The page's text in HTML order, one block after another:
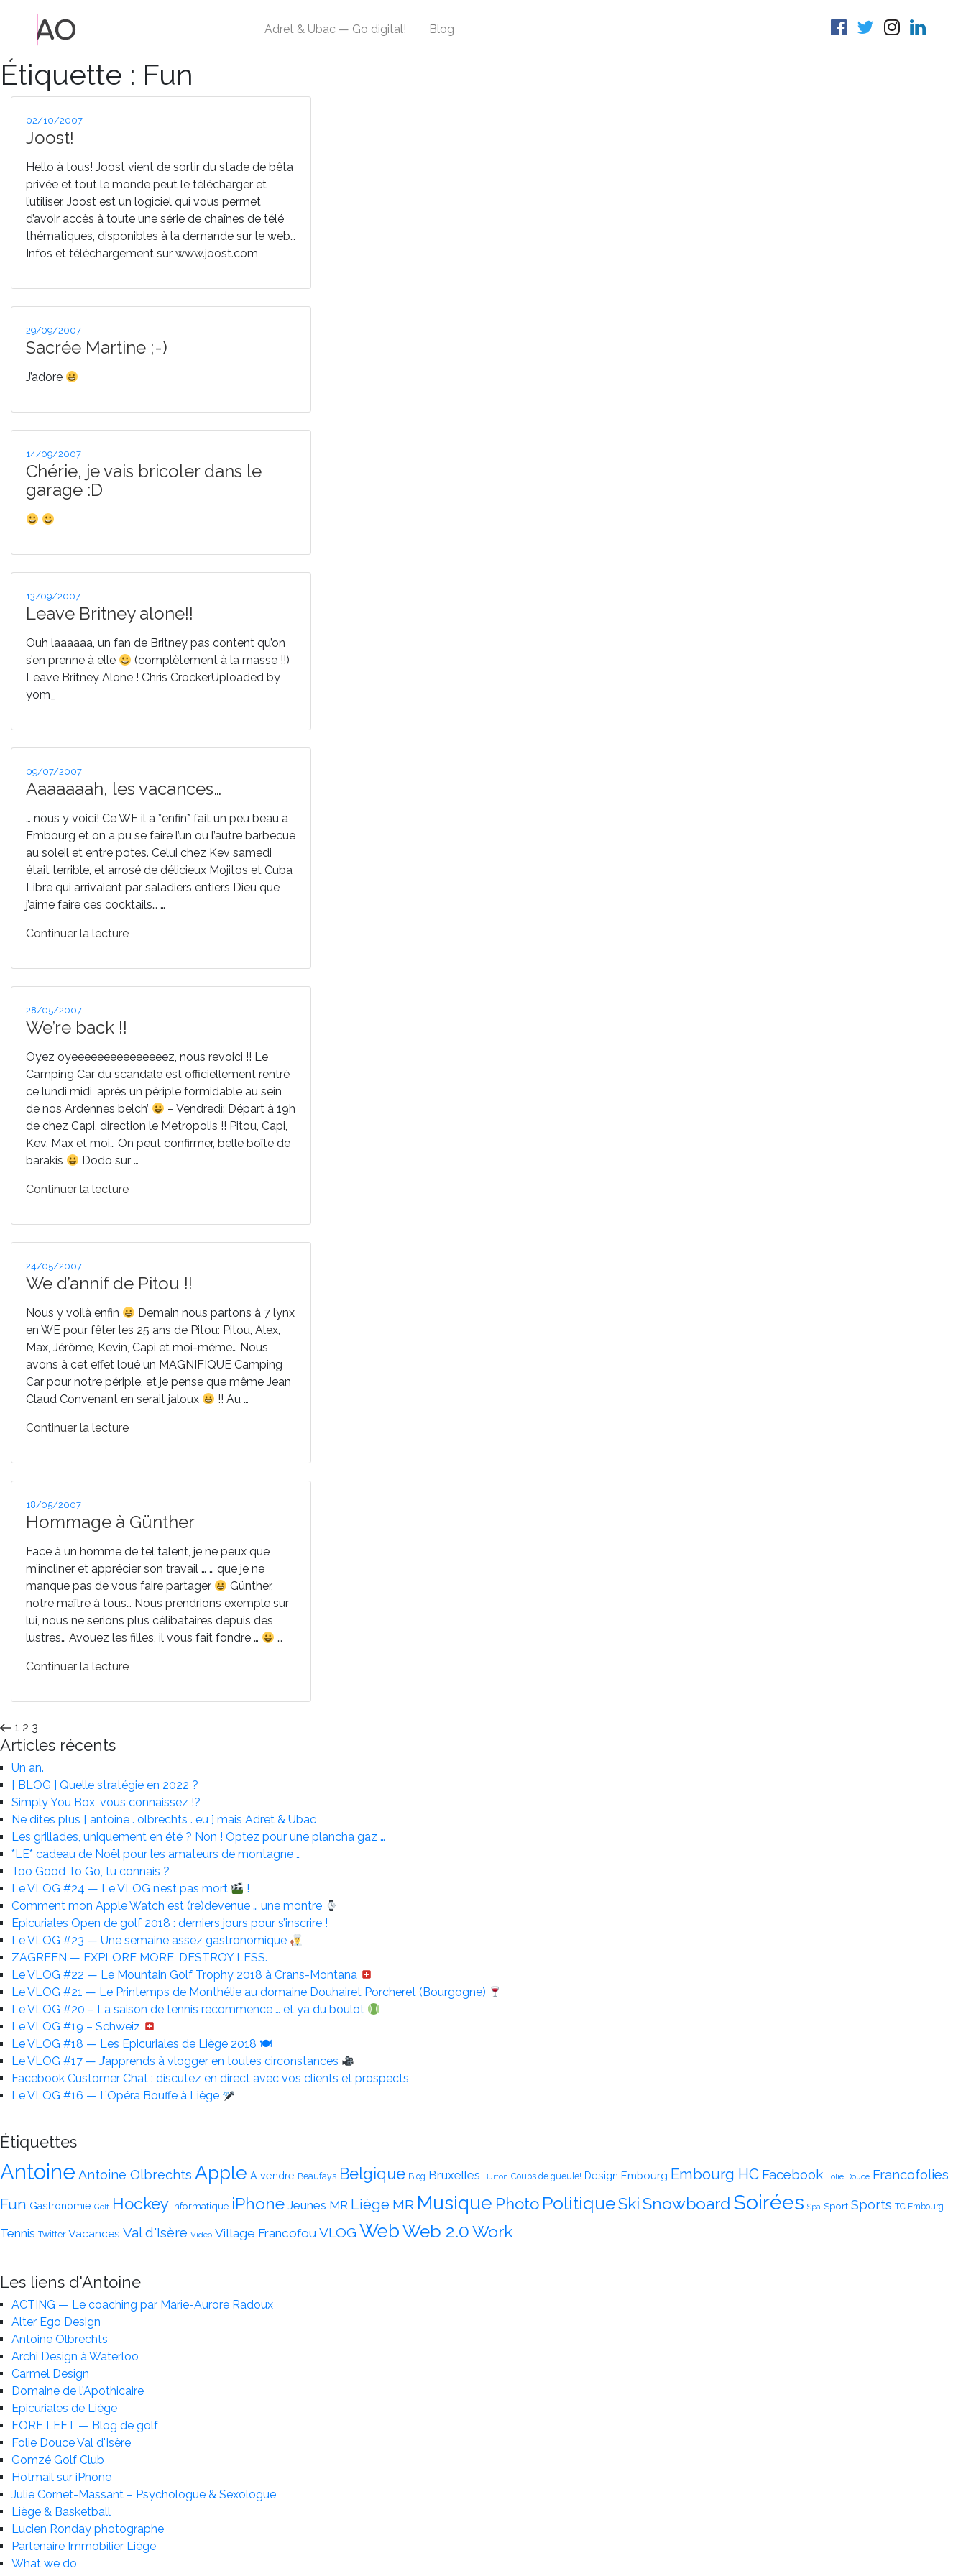
Adret & Ubac — Go digital! Blog
Étiquette : Fun
Publié
le
02/10/2007
Joost!
Hello à tous! Joost vient de sortir du stade de bêta
privée et tout le monde peut le télécharger et
l’utiliser. Joost est un logiciel qui vous permet
d’avoir accès à toute une série de chaînes de télé
thématiques, disponibles à la demande sur le web…
Infos et téléchargement sur www.joost.com
Publié
le
29/09/2007
Sacrée Martine ;-)
J’adore
Publié
le
14/09/2007
Chérie, je vais bricoler dans le
garage :D
Publié
le
13/09/2007
Leave Britney alone!!
Ouh laaaaaa, un fan de Britney pas content qu’on
s’en prenne à elle
(complètement à la masse !!)
Leave Britney Alone ! Chris CrockerUploaded by
yom_
Publié
le
09/07/2007
Aaaaaaah, les vacances…
… nous y voici! Ce WE il a *enfin* fait un peu beau à
Embourg et on a pu se faire l’un ou l’autre barbecue
au soleil et entre potes. Celui chez Kev samedi
était terrible, et arrosé de délicieux Mojitos et Cuba
Libre qui arrivaient par saladiers entiers Dieu que
j’aime faire ces cocktails… …
Continuer la lecturede
les
vacances… »
Publié
le
28/05/2007
We’re back !!
Oyez oyeeeeeeeeeeeeeeez, nous revoici !! Le
Camping Car du scandale est officiellement rentré
ce lundi midi, après un périple formidable au sein
de nos Ardennes belch’
– Vendredi: Départ à 19h
de chez Capi, direction le Metropolis !! Pitou, Capi,
Kev, Max et moi… On peut confirmer, belle boîte de
barakis
Dodo sur …
Continuer la lecturede
back
!! »
Publié
le
24/05/2007
We d’annif de Pitou !!
Nous y voilà enfin
Demain nous partons à 7 lynx
en WE pour fêter les 25 ans de Pitou: Pitou, Alex,
Max, Jérôme, Kevin, Capi et moi-même… Nous
avons à cet effet loué un MAGNIFIQUE Camping
Car pour notre périple, et je pense que même Jean
Claud Convenant en serait jaloux
!! Au …
Continuer la lecturede
d’annif
de
!! »
Publié
le
18/05/2007
Hommage à Günther
Face à un homme de tel talent, je ne peux que
m’incliner et apprécier son travail … … que je ne
manque pas de vous faire partager
Günther,
notre maître à tous… Nous prendrions exemple sur
lui, nous ne serions plus célibataires depuis des
lustres… Avouez les filles, il vous fait fondre …
…
Continuer la lecturede
à
Pagination
des
publications
Page
précédente
Page
1 Page
2 Page
3
Articles récents
Un an.
[ BLOG ] Quelle stratégie en 2022 ?
Simply You Box, vous connaissez !?
Ne dites plus [ antoine . olbrechts . eu ] mais Adret & Ubac
Les grillades, uniquement en été ? Non ! Optez pour une plancha gaz …
*LE* cadeau de Noël pour les amateurs de montagne …
Too Good To Go, tu connais ?
Le VLOG #24 — Le VLOG n’est pas mort
!
Comment mon Apple Watch est (re)devenue … une montre
Epicuriales Open de golf 2018 : derniers jours pour s’inscrire !
Le VLOG #23 — Une semaine assez gastronomique
ZAGREEN — EXPLORE MORE, DESTROY LESS.
Le VLOG #22 — Le Mountain Golf Trophy 2018 à Crans-Montana
Le VLOG #21 — Le Printemps de Monthélie au domaine Douhairet Porcheret (Bourgogne)
Le VLOG #20 – La saison de tennis recommence … et ya du boulot
Le VLOG #19 – Schweiz
Le VLOG #18 — Les Epicuriales de Liège 2018 🍽
Le VLOG #17 — J’apprends à vlogger en toutes circonstances
Facebook Customer Chat : discutez en direct avec vos clients et prospects
Le VLOG #16 — L’Opéra Bouffe à Liège
Étiquettes
Antoine Antoine Olbrechts Apple A vendre Beaufays Belgique Blog Bruxelles Burton Coups de gueule! Design Embourg Embourg HC Facebook Folie Douce Francofolies
Fun Gastronomie Golf Hockey Informatique iPhone Jeunes MR Liège MR Musique Photo PolitiqueSkiSnowboard Soirées Spa Sport Sports TC Embourg
Tennis Twitter Vacances Val d'Isère Vidéo Village Francofou VLOG WebWeb 2.0Work
Les liens d'Antoine
ACTING — Le coaching par Marie-Aurore Radoux
Alter Ego Design
Antoine Olbrechts
Archi Design à Waterloo
Carmel Design
Domaine de l'Apothicaire
Epicuriales de Liège
FORE LEFT — Blog de golf
Folie Douce Val d'Isère
Gomzé Golf Club
Hotmail sur iPhone
Julie Cornet-Massant – Psychologue & Sexologue
Liège & Basketball
Lucien Ronday photographe
Partenaire Immobilier Liège
What we do